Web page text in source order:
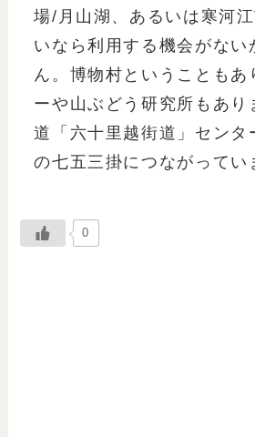
場/月山湖、あるいは寒河
いなら利用する機会がない
ん。博物村ということもあ
ーや山ぶどう研究所もあり
道「六十里越街道」センタ
の七五三掛につながってい
0